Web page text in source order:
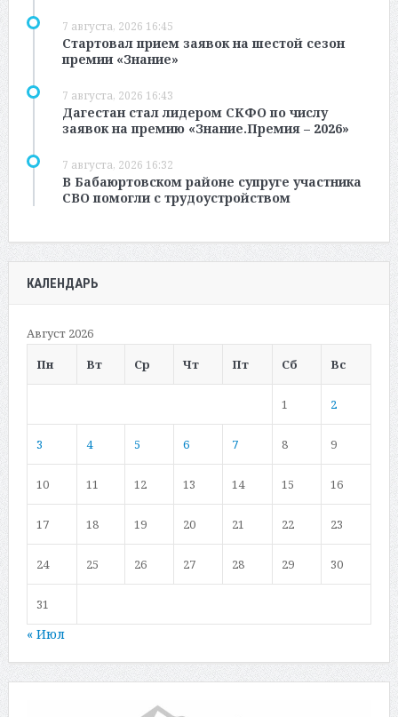
7 августа, 2026 16:45
Стартовал прием заявок на шестой сезон
премии «Знание»
7 августа, 2026 16:43
Дагестан стал лидером СКФО по числу
заявок на премию «Знание.Премия – 2026»
7 августа, 2026 16:32
В Бабаюртовском районе супруге участника
СВО помогли с трудоустройством
КАЛЕНДАРЬ
Август 2026
Пн
Вт Ср Чт Пт Сб Вс
1 2
3 4 5 6 7 8 9
10 11 12 13 14 15 16
17 18 19 20 21 22 23
24 25 26 27 28 29 30
31
« Июл